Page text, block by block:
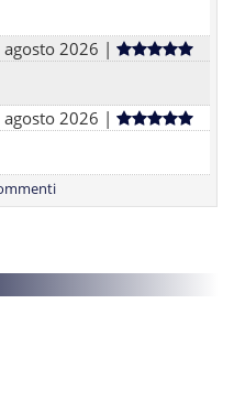
agosto 2026 |
agosto 2026 |